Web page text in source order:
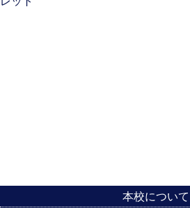
本校について